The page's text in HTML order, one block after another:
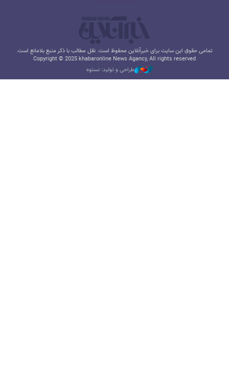
تمامی حقوق این سایت برای خبرآنلاین محفوظ است. نقل مطالب با ذکر منبع بلامانع است.
Copyright © 2025 khabaronline News Agancy, All rights reserved
طراحی و تولید: نستوه